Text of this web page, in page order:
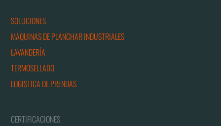
SOLUCIONES
MÁQUINAS DE PLANCHAR INDUSTRIALES
LAVANDERÍA
TERMOSELLADO
LOGÍSTICA DE PRENDAS
CERTIFICACIONES